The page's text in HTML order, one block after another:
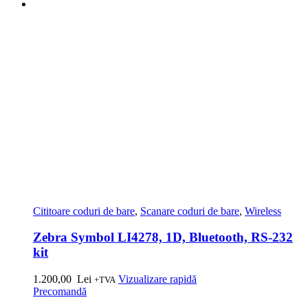
Cititoare coduri de bare, Scanare coduri de bare, Wireless
Zebra Symbol LI4278, 1D, Bluetooth, RS-232
kit
1.200,00 Lei +TVA Vizualizare rapidă
Precomandă